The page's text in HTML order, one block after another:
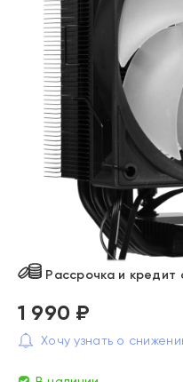
Рассрочка и кредит
1 990 ₽
Хочу узнать о